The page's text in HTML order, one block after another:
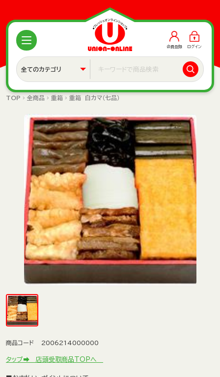
会員登録 ログイン
TOP 全商品 重箱 重箱 白カマ（七品）
商品コード 2006214000000
タップ➡ 店頭受取商品TOPへ